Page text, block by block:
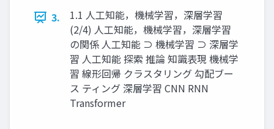
3.
1.1 人工知能，機械学習，深層学習
(2/4) 人工知能，機械学習，深層学習
の関係 人工知能 ⊃ 機械学習 ⊃ 深層学
習 ⼈⼯知能 探索 推論 知識表現 機械学
習 線形回帰 クラスタリング 勾配ブー
ス ティング 深層学習 CNN RNN
Transformer